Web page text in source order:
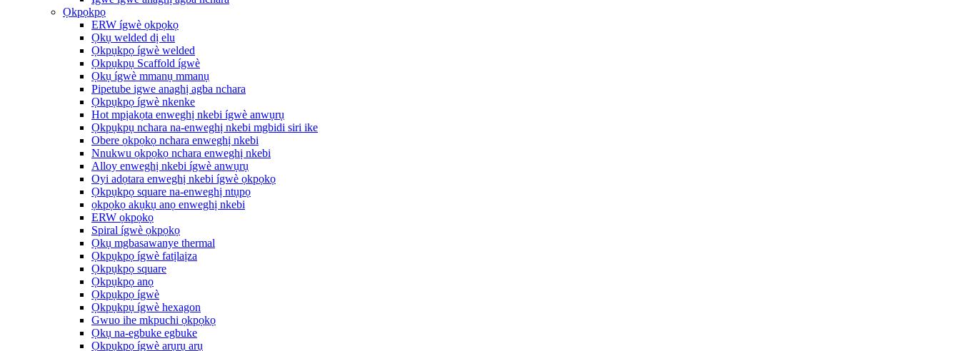
Ọkpọkpọ
ERW ígwè ọkpọkọ
Ọkụ welded dị elu
Ọkpụkpọ ígwè welded
Ọkpụkpụ Scaffold ígwè
Ọkụ ígwè mmanụ mmanụ
Pipetube igwe anaghị agba nchara
Ọkpụkpọ ígwè nkenke
Hot mpịakọta enweghị nkebi ígwè anwụrụ
Ọkpụkpụ nchara na-enweghị nkebi mgbidi siri ike
Obere ọkpọkọ nchara enweghị nkebi
Nnukwu ọkpọkọ nchara enweghị nkebi
Alloy enweghị nkebi ígwè anwụrụ
Oyi adọtara enweghị nkebi ígwè ọkpọkọ
Ọkpụkpọ square na-enweghị ntụpọ
ọkpọkọ akụkụ anọ enweghị nkebi
ERW ọkpọkọ
Spiral ígwè ọkpọkọ
Ọkụ mgbasawanye thermal
Ọkpụkpọ ígwè fatịlaịza
Ọkpụkpọ square
Ọkpụkpọ anọ
Ọkpụkpọ ígwè
Ọkpụkpụ ígwè hexagon
Gwuo ihe mkpuchi ọkpọkọ
Ọkụ na-egbuke egbuke
Ọkpụkpọ ígwè arụrụ arụ